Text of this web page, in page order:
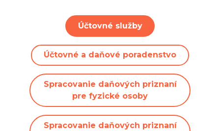
Účtovné služby
Účtovné a daňové poradenstvo
Spracovanie daňových priznaní
pre fyzické osoby
Spracovanie daňových priznaní